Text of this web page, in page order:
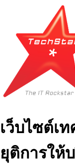
เว็บไซต์เ
ยุติการให้